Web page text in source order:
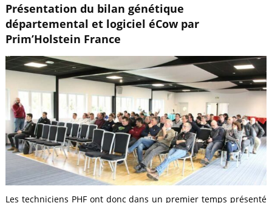
Présentation du bilan génétique
départemental et logiciel éCow par
Prim’Holstein France
Les techniciens PHF ont donc dans un premier temps présenté